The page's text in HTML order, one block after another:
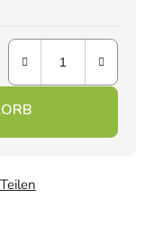
Teilen